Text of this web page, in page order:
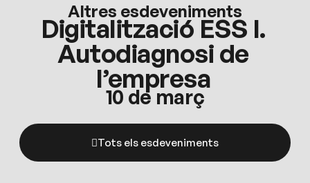
Altres esdeveniments
Digitalització ESS I.
Autodiagnosi de
l’empresa
10 de març
Tots els esdeveniments